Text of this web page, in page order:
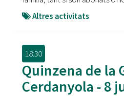
Altres activitats
18:30
Quinzena de la
Cerdanyola - 8